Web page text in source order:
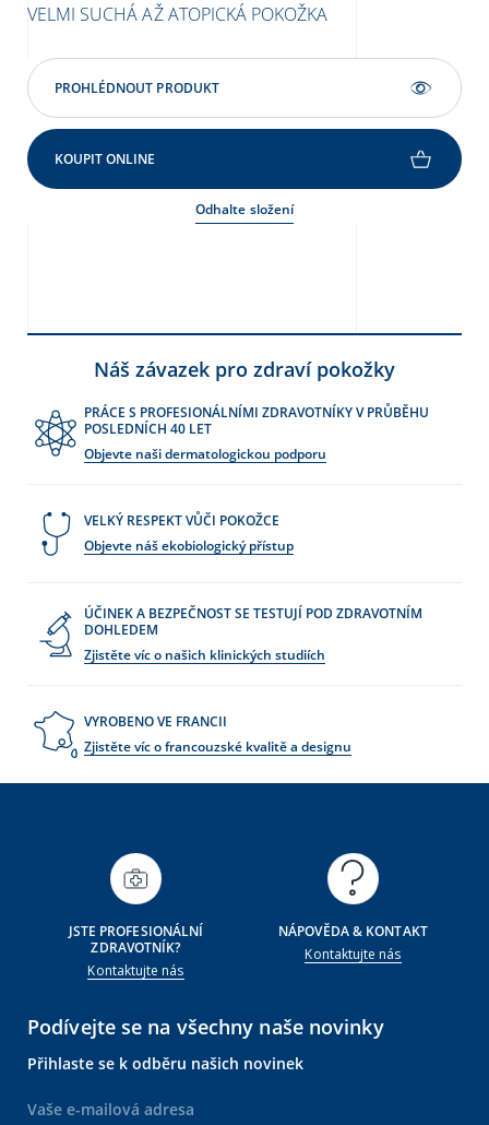
VELMI SUCHÁ AŽ ATOPICKÁ POKOŽKA
PROHLÉDNOUT PRODUKT
KOUPIT ONLINE
Odhalte složení
Náš závazek pro zdraví pokožky
PRÁCE S PROFESIONÁLNÍMI ZDRAVOTNÍKY V PRŮBĚHU
POSLEDNÍCH 40 LET
Objevte naši dermatologickou podporu
VELKÝ RESPEKT VŮČI POKOŽCE
Objevte náš ekobiologický přístup
ÚČINEK A BEZPEČNOST SE TESTUJÍ POD ZDRAVOTNÍM
DOHLEDEM
Zjistěte víc o našich klinických studiích
VYROBENO VE FRANCII
Zjistěte víc o francouzské kvalitě a designu
JSTE PROFESIONÁLNÍ
ZDRAVOTNÍK?
Kontaktujte nás
NÁPOVĚDA & KONTAKT
Kontaktujte nás
Podívejte se na všechny naše novinky
Přihlaste se k odběru našich novinek